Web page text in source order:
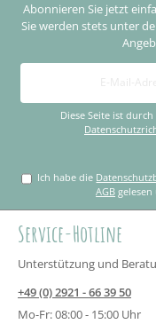
Abonnieren Sie jetzt
Sie werden stets unter
E-
Adresse
Diese Seite ist
Ich habe die
AGB
Service-Hotline
Unterstützung und
+49 (0) 2921 - 66 39 50
Mo-Fr: 08:00 - 15:00 Uhr